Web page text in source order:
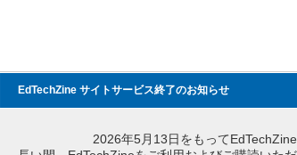
EdTechZine サイトサービス終了のお知らせ
2026年5月13日をもってEdTechZine